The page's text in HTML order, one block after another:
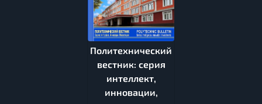
Политехнический
вестник: серия
интеллект,
инновации,